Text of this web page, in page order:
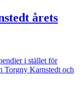
årets
i stället för
Torgny Karnstedt och